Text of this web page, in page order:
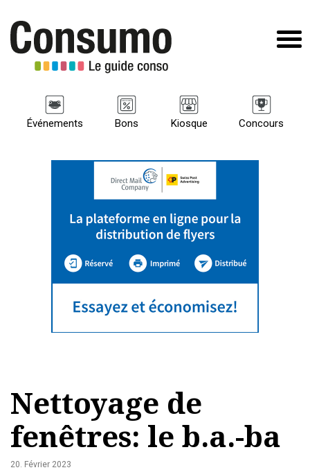
Événements Bons Kiosque Concours
Nettoyage de
fenêtres: le b.a.-ba
20. Février 2023